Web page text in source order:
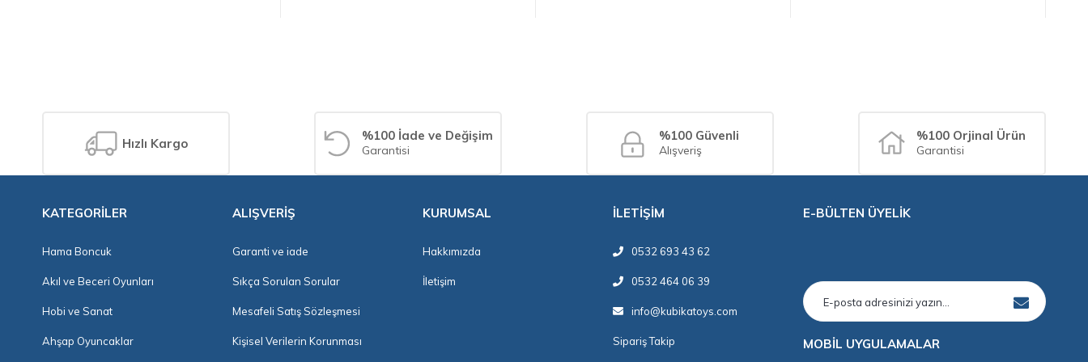
Hızlı Kargo
%100 İade ve Değişim
Garantisi
%100 Güvenli
Alışveriş
%100 Orjinal Ürün
Garantisi
KATEGORİLER
Hama Boncuk
Akıl ve Beceri Oyunları
Hobi ve Sanat
Ahşap Oyuncaklar
ALIŞVERİŞ
Garanti ve iade
Sıkça Sorulan Sorular
Mesafeli Satış Sözleşmesi
Kişisel Verilerin Korunması
KURUMSAL
Hakkımızda
İletişim
İLETİŞİM
0532 693 43 62
0532 464 06 39
info@kubikatoys.com
Sipariş Takip
E-BÜLTEN ÜYELİK
MOBİL UYGULAMALAR